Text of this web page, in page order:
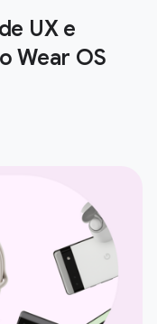
UX e
Wear OS